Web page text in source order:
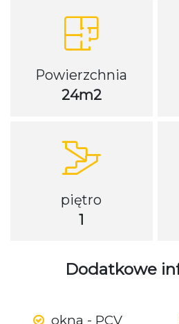
Powierzchnia
24m2
piętro
1
Dodatkowe
okna - PCV